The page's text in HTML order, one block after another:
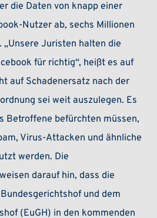
die Daten von knapp einer
Nutzer ab, sechs Millionen
„Unsere Juristen halten die
für richtig“, heißt es auf
auf Schaden­ersatz nach der
sei weit auszulegen. Es
Betroffene befürchten müssen,
Virus-Atta­cken und ähnliche
werden. Die
darauf hin, dass die
und dem
(EuGH) in den kommenden